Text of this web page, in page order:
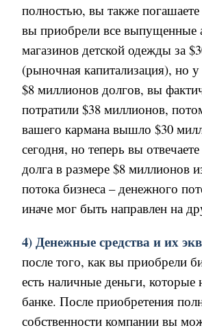
полностью, вы также
вы приобрели все выпущенные
магазинов детской одежды за $
(рыночная капитализация), но
$8 миллионов долгов, вы
потратили $38 миллионов,
вашего кармана вышло $30
сегодня, но теперь вы
долга в размере $8 миллионов
потока бизнеса – денежного
иначе мог быть направлен на
4) Денежные средства и их
после того, как вы приобрели
есть наличные деньги, которые
банке. После приобретения
собственности компании вы